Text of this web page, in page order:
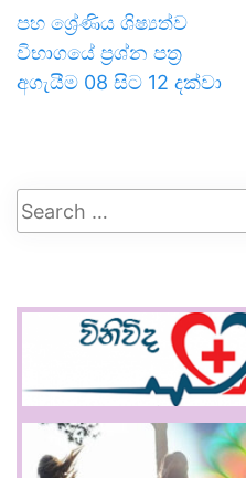
පහ ශ්‍රේණිය ශිෂ්‍යත්ව
විභාගයේ ප්‍රශ්න පත්‍ර
අගැයීම 08 සිට 12 දක්වා